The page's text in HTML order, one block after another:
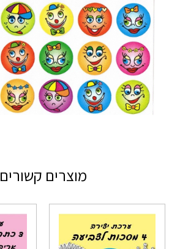
מוצרים קשורים